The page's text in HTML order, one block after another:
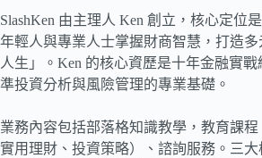
SlashKen 由主理人 Ken 創立，核心定位
年輕人與專業人士掌握財商智慧，打造
人生」。Ken 的核心資歷是十年金融實
準投資分析與風險管理的專業基礎。
業務內容包括部落格知識教學，教育課程
實用理財、投資策略）、諮詢服務。三